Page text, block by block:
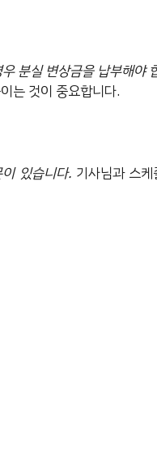
분실 변상금을 납부해야
는 것이 중요합니다.
있습니다. 기사님과 스